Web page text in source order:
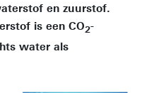
en zuurstof.
is een CO2-
water als